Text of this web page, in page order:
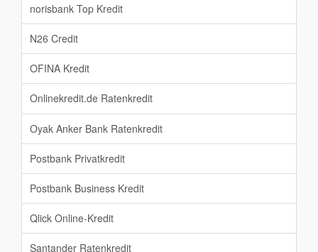
norisbank Top Kredit
N26 Credit
OFINA Kredit
Onlinekredit.de Ratenkredit
Oyak Anker Bank Ratenkredit
Postbank Privatkredit
Postbank Business Kredit
Qlick Online-Kredit
Santander Ratenkredit